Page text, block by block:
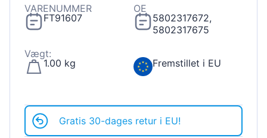
VARENUMMER
FT91607
OE
5802317672,
5802317675
Vægt:
1.00 kg
Fremstillet i EU
Gratis 30-dages retur i EU!